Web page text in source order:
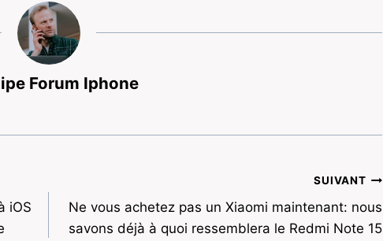
Forum Iphone
iOS
SUIVANT
Ne vous achetez pas un Xiaomi maintenant: nous
savons déjà à quoi ressemblera le Redmi Note 15